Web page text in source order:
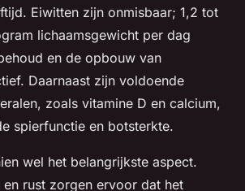
Eiwitten zijn onmisbaar; 1,2 tot
lichaamsgewicht per dag
en de opbouw van
Daarnaast zijn voldoende
zoals vitamine D en calcium,
spierfunctie en botsterkte.
wel het belangrijkste aspect.
rust zorgen ervoor dat het